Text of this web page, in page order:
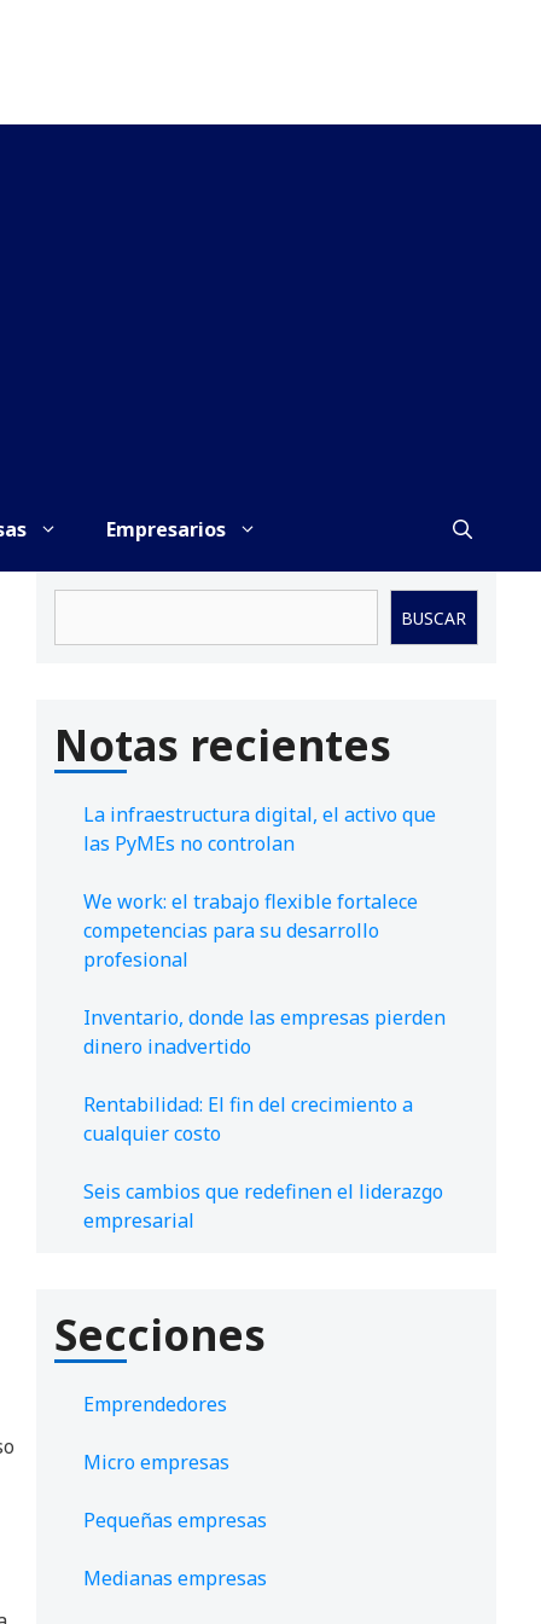
Empresarios
BUSCAR
Notas recientes
La infraestructura digital, el activo que
las PyMEs no controlan
We work: el trabajo flexible fortalece
competencias para su desarrollo
profesional
Inventario, donde las empresas pierden
dinero inadvertido
Rentabilidad: El fin del crecimiento a
cualquier costo
Seis cambios que redefinen el liderazgo
empresarial
Secciones
Emprendedores
Micro empresas
Pequeñas empresas
Medianas empresas